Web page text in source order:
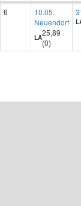
6
10.05.
Neuendorf
LA25,89
(0)